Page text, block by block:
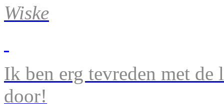
Wiske
Ik ben erg tevreden met de
door!